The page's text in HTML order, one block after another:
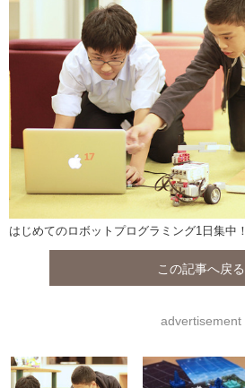
はじめてのロボットプログラミング1日集中！
この記事へ戻る
advertisement